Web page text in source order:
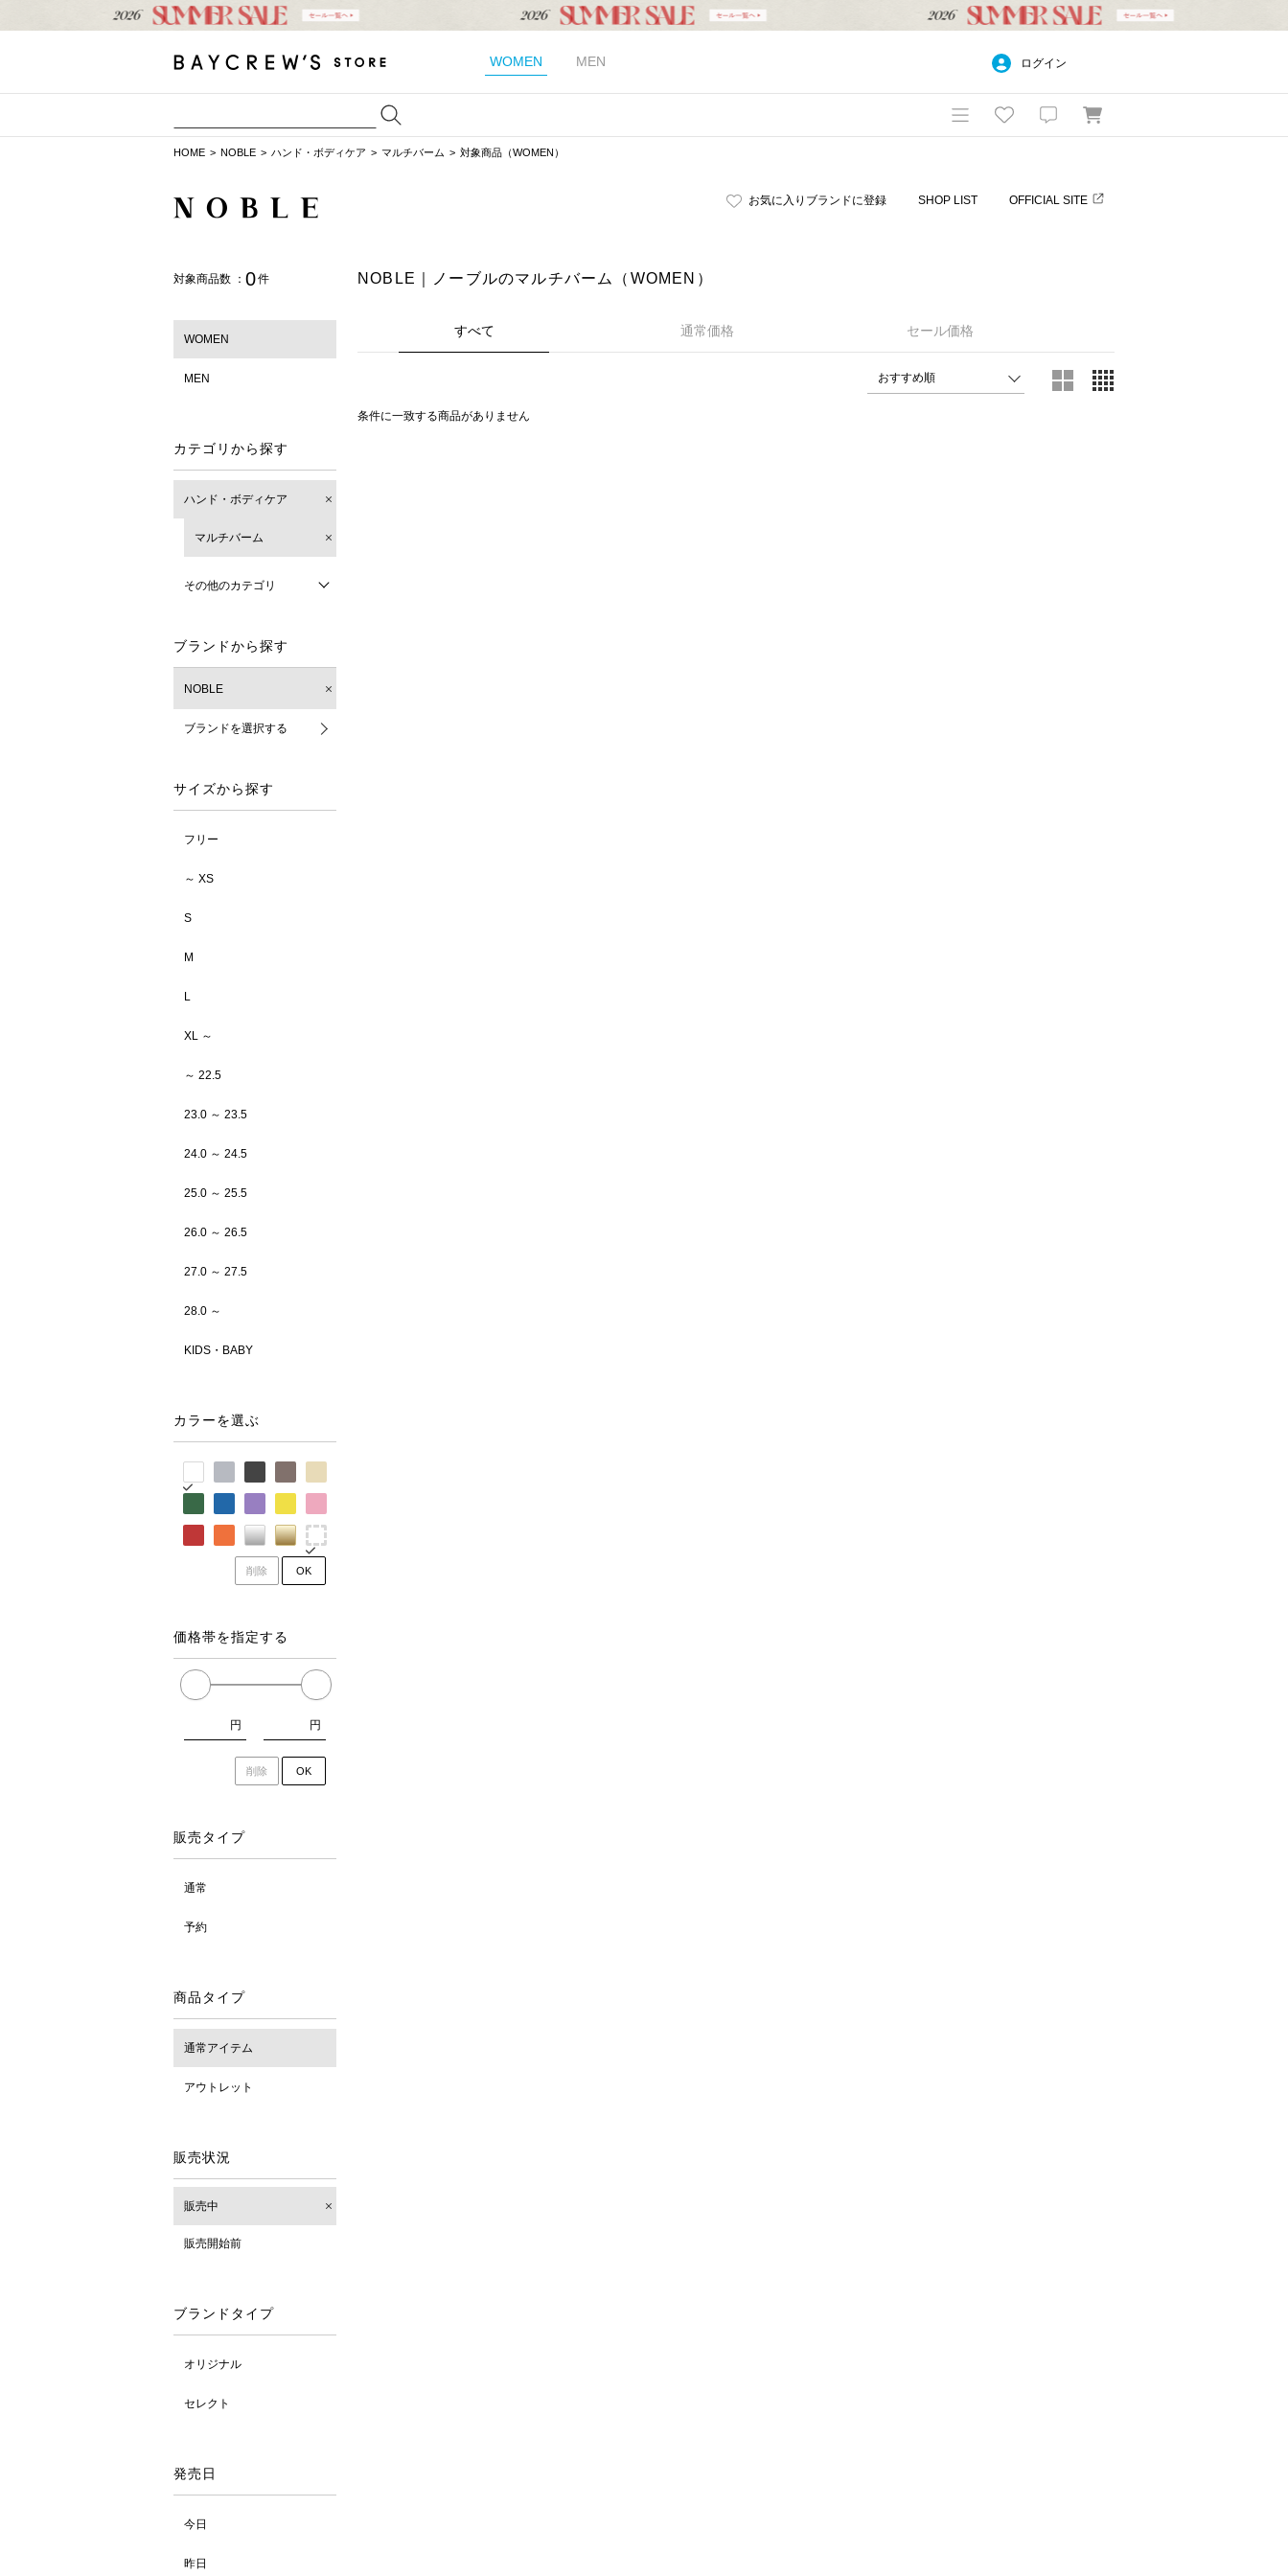
WOMEN MEN ログイン
HOME NOBLE ハンド・ボディケア マルチバーム 対象商品（WOMEN）
お気に入りブランドに登録 SHOP LIST OFFICIAL SITE
対象商品数 ： 0件
WOMEN
MEN
カテゴリから探す
ハンド・ボディケア
マルチバーム
その他のカテゴリ
ブランドから探す
NOBLE
ブランドを選択する
サイズから探す
フリー
～ XS
S
M
L
XL ～
～ 22.5
23.0 ～ 23.5
24.0 ～ 24.5
25.0 ～ 25.5
26.0 ～ 26.5
27.0 ～ 27.5
28.0 ～
KIDS・BABY
カラーを選ぶ
削除 OK
価格帯を指定する
円 円
削除 OK
販売タイプ
通常
予約
商品タイプ
通常アイテム
アウトレット
販売状況
販売中
販売開始前
ブランドタイプ
オリジナル
セレクト
発売日
今日
昨日
NOBLE｜ノーブルのマルチバーム（WOMEN）
すべて 通常価格 セール価格
条件に一致する商品がありません